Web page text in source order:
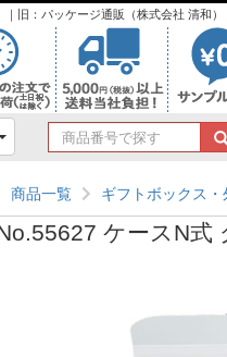
旧：パッケージ通販（株式会社 清和）
商
品
号
で
商品一覧 ギフトボックス・
ケースN式